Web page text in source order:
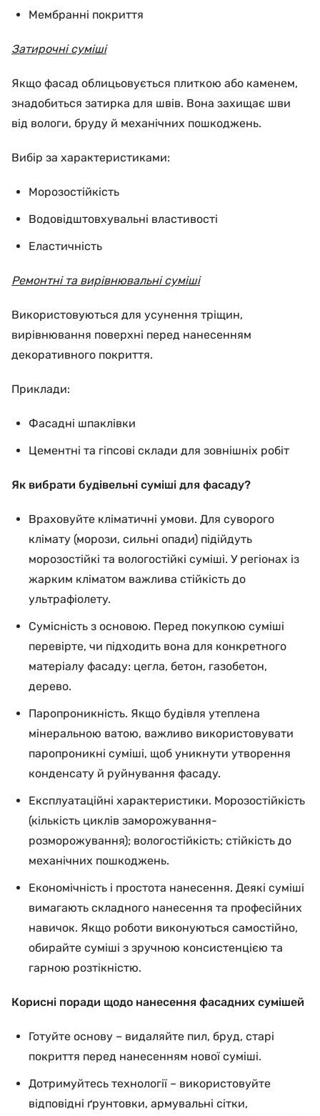
Мембранні покриття
Затирочні суміші
Якщо фасад облицьовується плиткою або каменем,
знадобиться затирка для швів. Вона захищає шви
від вологи, бруду й механічних пошкоджень.
Вибір за характеристиками:
Морозостійкість
Водовідштовхувальні властивості
Еластичність
Ремонтні та вирівнювальні суміші
Використовуються для усунення тріщин,
вирівнювання поверхні перед нанесенням
декоративного покриття.
Приклади:
Фасадні шпаклівки
Цементні та гіпсові склади для зовнішніх робіт
Як вибрати будівельні суміші для фасаду?
Враховуйте кліматичні умови. Для суворого
клімату (морози, сильні опади) підійдуть
морозостійкі та вологостійкі суміші. У регіонах із
жарким кліматом важлива стійкість до
ультрафіолету.
Сумісність з основою. Перед покупкою суміші
перевірте, чи підходить вона для конкретного
матеріалу фасаду: цегла, бетон, газобетон,
дерево.
Паропроникність. Якщо будівля утеплена
мінеральною ватою, важливо використовувати
паропроникні суміші, щоб уникнути утворення
конденсату й руйнування фасаду.
Експлуатаційні характеристики. Морозостійкість
(кількість циклів заморожування-
розморожування); вологостійкість; стійкість до
механічних пошкоджень.
Економічність і простота нанесення. Деякі суміші
вимагають складного нанесення та професійних
навичок. Якщо роботи виконуються самостійно,
обирайте суміші з зручною консистенцією та
гарною розтікністю.
Корисні поради щодо нанесення фасадних сумішей
Готуйте основу – видаляйте пил, бруд, старі
покриття перед нанесенням нової суміші.
Дотримуйтесь технології – використовуйте
відповідні ґрунтовки, армувальні сітки,